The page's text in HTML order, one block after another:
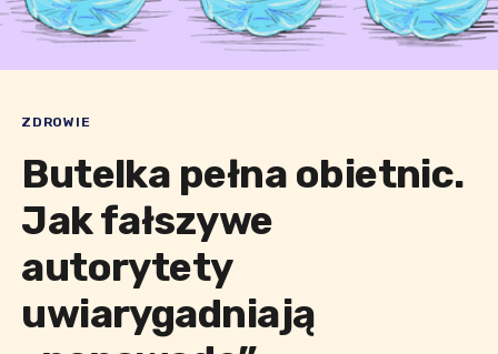
ZDROWIE
Butelka pełna obietnic.
Jak fałszywe
autorytety
uwiarygadniają